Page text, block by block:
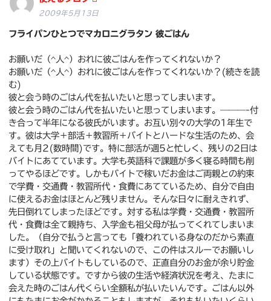
2009年5月13日
フライパンひとつでマカロニグラタン 彼ごはん
お願いだ（^人^）おれに彼ごはんを作ってくれないか？
お願いだ（^人^）おれに彼ごはんを作ってくれないか？(続きを読
む)
彼と会う時のごはん代を払いたいと思ってしまいます。
彼と会う時のごはん代を払いたいと思ってしまいます。———-付
き合って半年になる彼氏がいます。お互い別々の大学の1年生で
す。彼は大学＋部活＋教習所＋バイトとハードな生活のため、会
えても月2(数時間)です。特に部活が週5と忙しく、残りの2日は
バイトにあてています。大学も英語科で課題が多く寝る時間も削
ってやるほどです。しかもバイトで稼いだお金はご両親との約束
で学費・交通費・教習所代・食費にあてているため、自分で自由
に使えるお金はほとんど残りません。そんな日々に耐えきれず、
先日倒れてしまったほどです。対する私は学費・交通費・教習所
代・食費は全て親持ち、入学金も祖父母が払ってくれてしまいま
した。（自分で払うと言っても「養われている身なのだから素直
に受け取れ」と聞いてくれないので、この件はスルーでお願いし
ます）その上バイトもしているので、正直自分のお金が余り貯金
している状態です。ですから彼の生活や経済状況を考え、たまに
会えた時のごはん代くらい全額私が払いたいんです。ごはん以外